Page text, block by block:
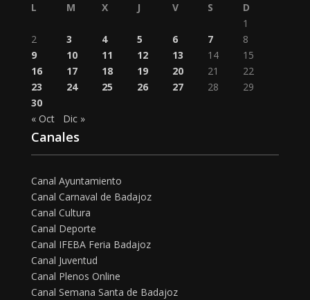
L
M X J V S
D
1
2
3 4 5 6 7
8
9
10 11 12 13 14
15
16
17 18 19 20 21
22
23
24 25 26 27 28
29
30
« Oct
Dic »
Canales
Canal Ayuntamiento
Canal Carnaval de Badajoz
Canal Cultura
Canal Deporte
Canal IFEBA Feria Badajoz
Canal Juventud
Canal Plenos Online
Canal Semana Santa de Badajoz